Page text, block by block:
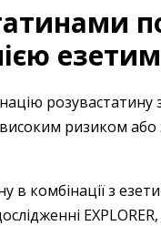
розувастатину
ризиком
в комбінації з